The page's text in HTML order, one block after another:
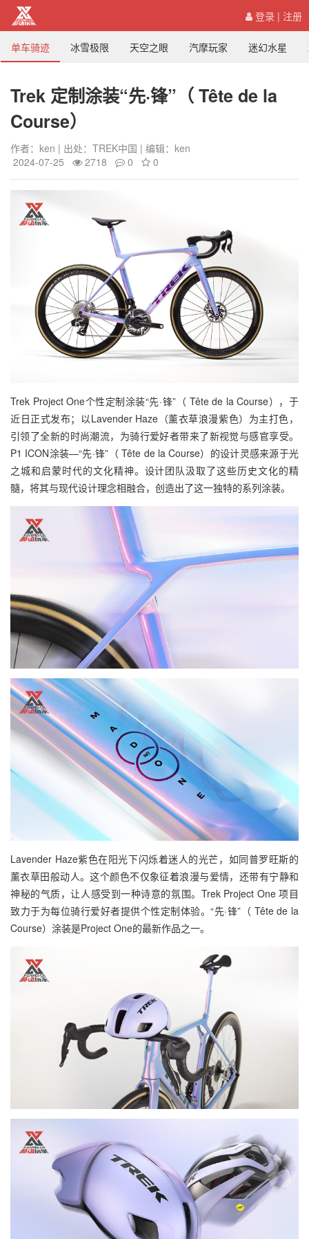
登录 | 注册
单车骑迹 冰雪极限 天空之眼 汽摩玩家 迷幻水星
Trek 定制涂装“先·锋”（ Tête de la
Course）
作者：ken | 出处：TREK中国 | 编辑：ken
2024-07-25
2718 0 0
Trek Project One个性定制涂装“先·锋”（ Tête de la Course），于
近日正式发布；以Lavender Haze（薰衣草浪漫紫色）为主打色，
引领了全新的时尚潮流，为骑行爱好者带来了新视觉与感官享受。
P1 ICON涂装—“先·锋”（ Tête de la Course）的设计灵感来源于光
之城和启蒙时代的文化精神。设计团队汲取了这些历史文化的精
髓，将其与现代设计理念相融合，创造出了这一独特的系列涂装。
Lavender Haze紫色在阳光下闪烁着迷人的光芒，如同普罗旺斯的
薰衣草田般动人。这个颜色不仅象征着浪漫与爱情，还带有宁静和
神秘的气质，让人感受到一种诗意的氛围。Trek Project One 项目
致力于为每位骑行爱好者提供个性定制体验。“先·锋”（ Tête de la
Course）涂装是Project One的最新作品之一。